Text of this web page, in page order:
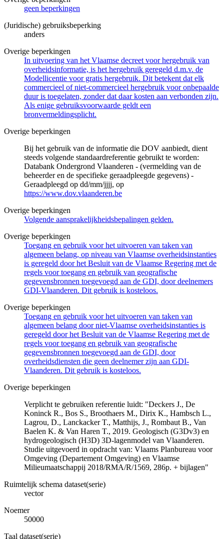
geen beperkingen
(Juridische) gebruiksbeperking
anders
Overige beperkingen
In uitvoering van het Vlaamse decreet voor hergebruik van
overheidsinformatie, is het hergebruik geregeld d.m.v. de
Modellicentie voor gratis hergebruik. Dit betekent dat elk
commercieel of niet-commercieel hergebruik voor onbepaalde
duur is toegelaten, zonder dat daar kosten aan verbonden zijn.
Als enige gebruiksvoorwaarde geldt een
bronvermeldingsplicht.
Overige beperkingen
Bij het gebruik van de informatie die DOV aanbiedt, dient
steeds volgende standaardreferentie gebruikt te worden:
Databank Ondergrond Vlaanderen - (vermelding van de
beheerder en de specifieke geraadpleegde gegevens) -
Geraadpleegd op dd/mm/jjjj, op
https://www.dov.vlaanderen.be
Overige beperkingen
Volgende aansprakelijkheidsbepalingen gelden.
Overige beperkingen
Toegang en gebruik voor het uitvoeren van taken van
algemeen belang, op niveau van Vlaamse overheidsinstanties
is geregeld door het Besluit van de Vlaamse Regering met de
regels voor toegang en gebruik van geografische
gegevensbronnen toegevoegd aan de GDI, door deelnemers
GDI-Vlaanderen. Dit gebruik is kosteloos.
Overige beperkingen
Toegang en gebruik voor het uitvoeren van taken van
algemeen belang door niet-Vlaamse overheidsinstanties is
geregeld door het Besluit van de Vlaamse Regering met de
regels voor toegang en gebruik van geografische
gegevensbronnen toegevoegd aan de GDI, door
overheidsdiensten die geen deelnemer zijn aan GDI-
Vlaanderen. Dit gebruik is kosteloos.
Overige beperkingen
Verplicht te gebruiken referentie luidt: "Deckers J., De
Koninck R., Bos S., Broothaers M., Dirix K., Hambsch L.,
Lagrou, D., Lanckacker T., Matthijs, J., Rombaut B., Van
Baelen K. & Van Haren T., 2019. Geologisch (G3Dv3) en
hydrogeologisch (H3D) 3D-lagenmodel van Vlaanderen.
Studie uitgevoerd in opdracht van: Vlaams Planbureau voor
Omgeving (Departement Omgeving) en Vlaamse
Milieumaatschappij 2018/RMA/R/1569, 286p. + bijlagen"
Ruimtelijk schema dataset(serie)
vector
Noemer
50000
Taal dataset(serie)